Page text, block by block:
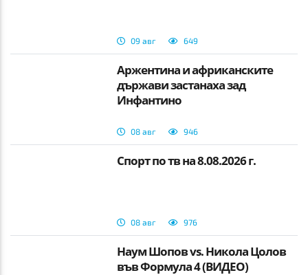
09 авг 649
Аржентина и африканските
държави застанаха зад
Инфантино
08 авг 946
Спорт по тв на 8.08.2026 г.
08 авг 976
Наум Шопов vs. Никола Цолов
във Формула 4 (ВИДЕО)